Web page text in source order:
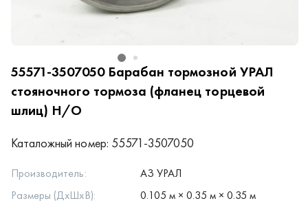
55571-3507050 Барабан тормозной УРАЛ
стояночного тормоза (фланец торцевой
шлиц) Н/О
Каталожный номер: 55571-3507050
Производитель:
АЗ УРАЛ
Размеры (ДхШхВ):
0.105 м × 0.35 м × 0.35 м